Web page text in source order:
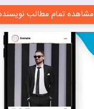
مشاهده تمام مطالب